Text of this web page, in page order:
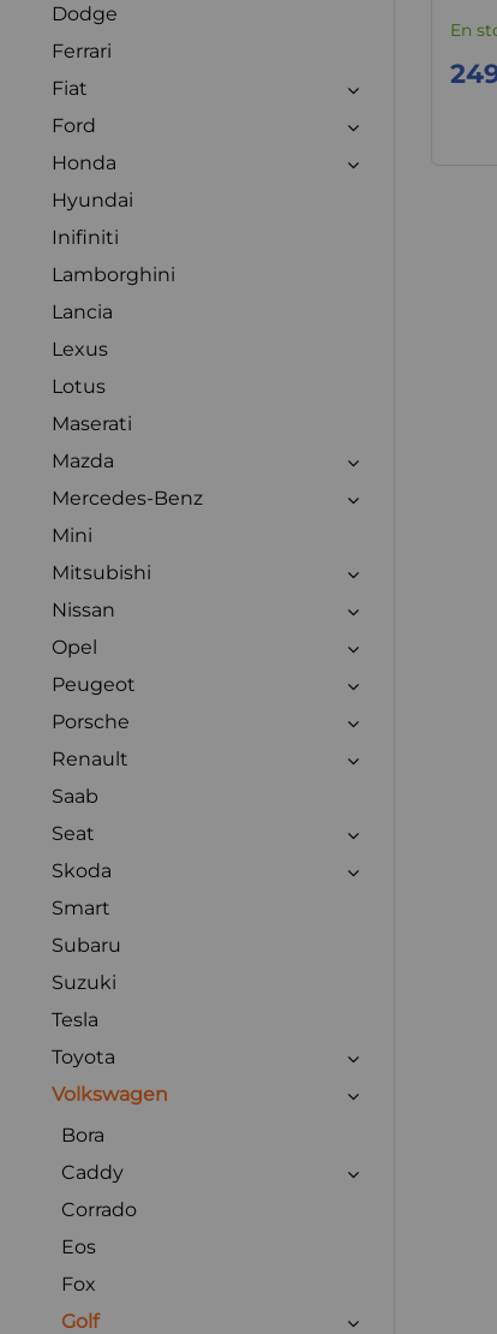
Dodge
Ferrari
Fiat
Ford
Honda
Hyundai
Inifiniti
Lamborghini
Lancia
Lexus
Lotus
Maserati
Mazda
Mercedes-Benz
Mini
Mitsubishi
Nissan
Opel
Peugeot
Porsche
Renault
Saab
Seat
Skoda
Smart
Subaru
Suzuki
Tesla
Toyota
Volkswagen
Bora
Caddy
Corrado
Eos
Fox
Golf
En